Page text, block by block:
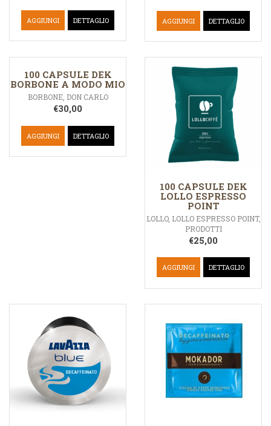
AGGIUNGI DETTAGLIO AGGIUNGI DETTAGLIO
100 CAPSULE DEK
BORBONE A MODO MIO
BORBONE, DON CARLO
€30,00
AGGIUNGI DETTAGLIO
100 CAPSULE DEK
LOLLO ESPRESSO
POINT
LOLLO, LOLLO ESPRESSO POINT,
PRODOTTI
€25,00
AGGIUNGI DETTAGLIO